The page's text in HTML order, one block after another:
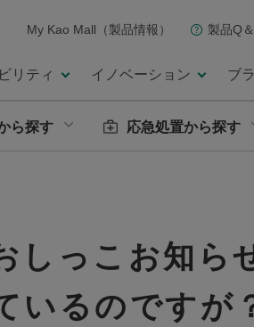
My Kao Mall（製品情報） 製品Q
リティ イノベーション ブ
ら探す 応急処置から探す
しっこお知ら
いるのですが